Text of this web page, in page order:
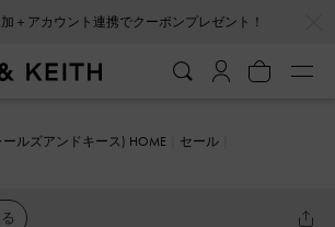
＋アカウント連携でクーポンプレゼント！
ールズアンドキース) HOME
セール